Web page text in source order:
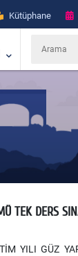
Kütüphane
TEK DERS
YILI GÜZ